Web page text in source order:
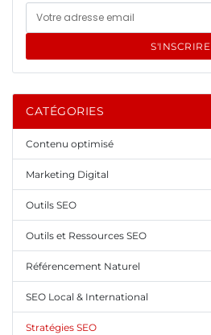
S'INSCRIRE
CATÉGORIES
Contenu optimisé
Marketing Digital
Outils SEO
Outils et Ressources SEO
Référencement Naturel
SEO Local & International
Stratégies SEO